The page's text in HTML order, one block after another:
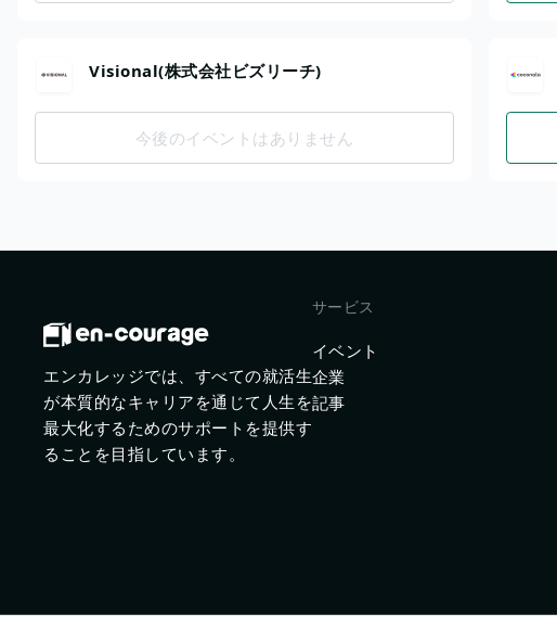
Visional(株式会社ビズリーチ)
今後のイベントはありません
エンカレッジでは、すべての就活生
が本質的なキャリアを通じて人生を
最大化するためのサポートを提供す
ることを目指しています。
サービス
イベント
企業
記事